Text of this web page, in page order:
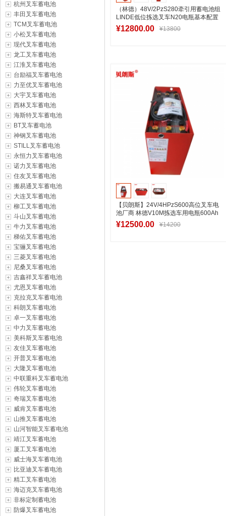
杭州叉车蓄电池
丰田叉车蓄电池
TCM叉车蓄电池
小松叉车蓄电池
现代叉车蓄电池
龙工叉车蓄电池
江淮叉车蓄电池
台励福叉车蓄电池
力至优叉车蓄电池
大宇叉车蓄电池
西林叉车蓄电池
海斯特叉车蓄电池
BT叉车蓄电池
神钢叉车蓄电池
STILL叉车蓄电池
永恒力叉车蓄电池
诺力叉车蓄电池
住友叉车蓄电池
搬易通叉车蓄电池
大连叉车蓄电池
柳工叉车蓄电池
斗山叉车蓄电池
牛力叉车蓄电池
梯佑叉车蓄电池
宝骊叉车蓄电池
三菱叉车蓄电池
尼桑叉车蓄电池
吉鑫祥叉车蓄电池
尤恩叉车蓄电池
克拉克叉车蓄电池
科朗叉车蓄电池
卓一叉车蓄电池
中力叉车蓄电池
美科斯叉车蓄电池
友佳叉车蓄电池
开普叉车蓄电池
大隆叉车蓄电池
中联重科叉车蓄电池
伟轮叉车蓄电池
奇瑞叉车蓄电池
威肯叉车蓄电池
山推叉车蓄电池
山河智能叉车蓄电池
靖江叉车蓄电池
厦工叉车蓄电池
威士海叉车蓄电池
比亚迪叉车蓄电池
精工叉车蓄电池
海迈克叉车蓄电池
非标定制蓄电池
防爆叉车蓄电池
（林德）48V/2PzS280牵引用蓄电池组
LINDE低位拣选叉车N20电瓶基本配置
¥12800.00 ¥13800
【贝朗斯】24V/4HPzS600高位叉车电
池厂商 林德V10M拣选车用电瓶600Ah
定制
¥12500.00 ¥14200